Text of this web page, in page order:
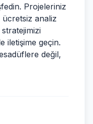
Projeleriniz
ücretsiz analiz
iletişime geçin.
değil,